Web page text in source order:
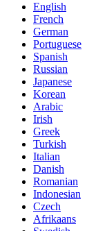
English
French
German
Portuguese
Spanish
Russian
Japanese
Korean
Arabic
Irish
Greek
Turkish
Italian
Danish
Romanian
Indonesian
Czech
Afrikaans